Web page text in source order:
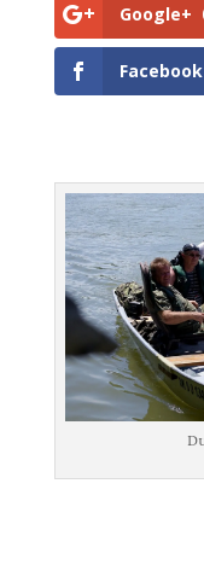
Google+
Facebook